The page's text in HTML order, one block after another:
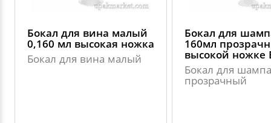
Бокал для вина малый
0,160 мл высокая ножка
Бокал для вина малый
Бокал для
160мл
высокой ножке
Бокал для
прозрачный